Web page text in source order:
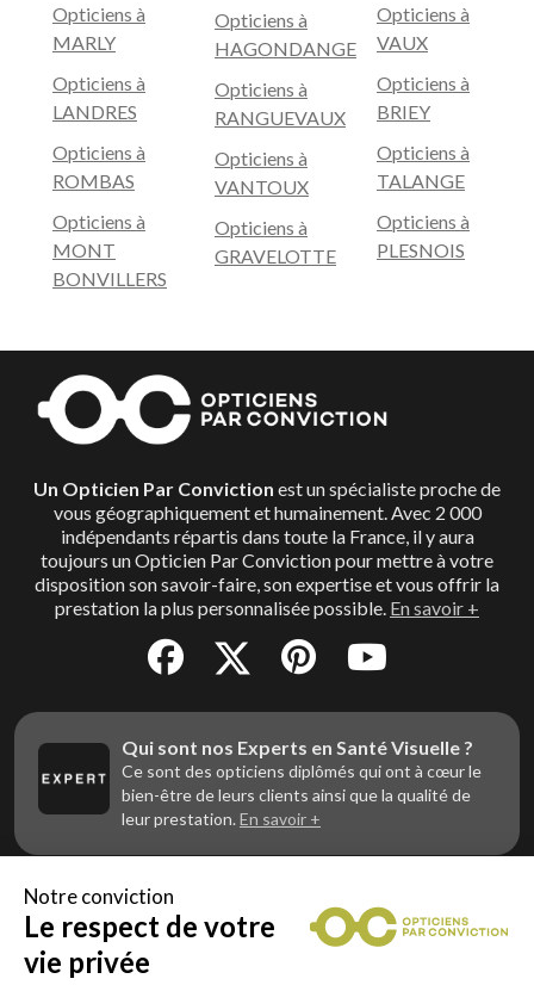
Opticiens à
MARLY
Opticiens à
LANDRES
Opticiens à
ROMBAS
Opticiens à
MONT
BONVILLERS
Opticiens à
HAGONDANGE
Opticiens à
RANGUEVAUX
Opticiens à
VANTOUX
Opticiens à
GRAVELOTTE
Opticiens à
VAUX
Opticiens à
BRIEY
Opticiens à
TALANGE
Opticiens à
PLESNOIS
Un Opticien Par Conviction est un spécialiste proche de
vous géographiquement et humainement. Avec 2 000
indépendants répartis dans toute la France, il y aura
toujours un Opticien Par Conviction pour mettre à votre
disposition son savoir-faire, son expertise et vous offrir la
prestation la plus personnalisée possible. En savoir +
Qui sont nos Experts en Santé Visuelle ?
Ce sont des opticiens diplômés qui ont à cœur le
bien-être de leurs clients ainsi que la qualité de
leur prestation. En savoir +
Vous êtes un professionnel de la vue et
vous souhaitez nous rejoindre ?
Contactez Alliance Optic, la centrale d’achats et
Notre conviction
Le respect de votre
vie privée